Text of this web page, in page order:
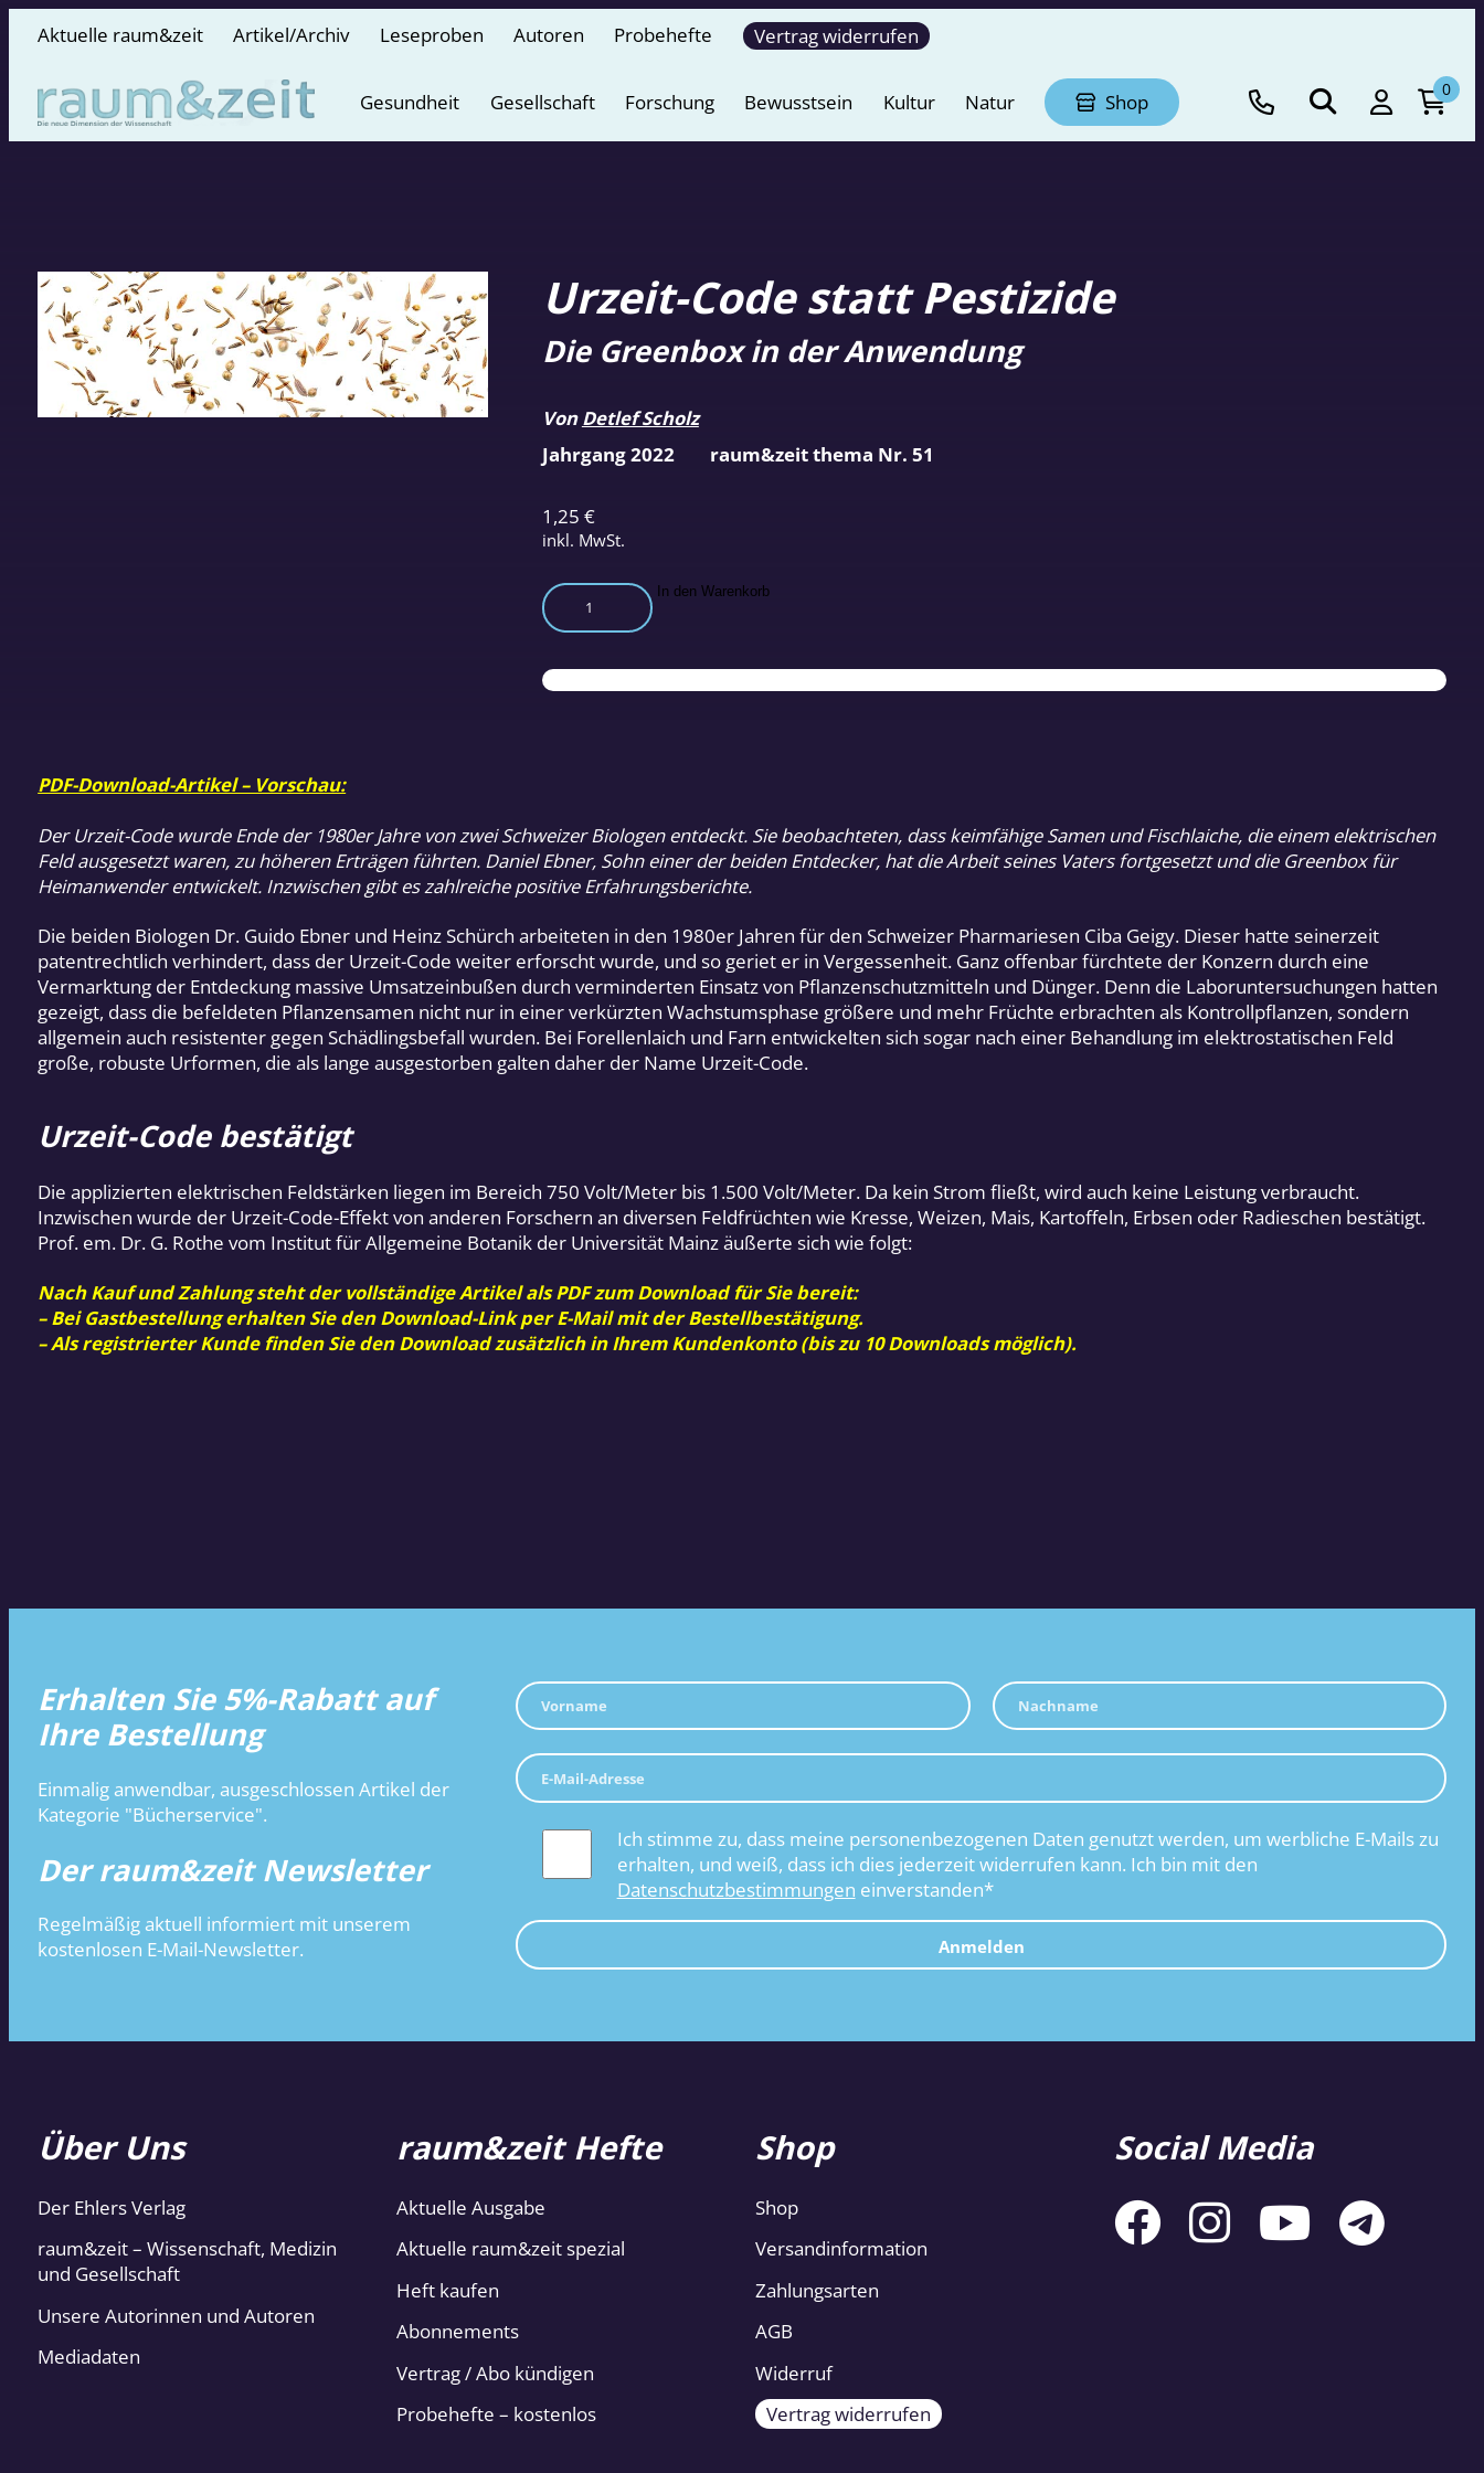
Aktuelle raum&zeit Artikel/Archiv Leseproben Autoren Probehefte Vertrag widerrufen
Gesundheit Gesellschaft Forschung Bewusstsein Kultur Natur Shop
0
Urzeit-Code statt Pestizide
1,25 €
inkl. MwSt.
Die Greenbox in der Anwendung
VonDetlef Scholz
Urzeit-
Code
Pestizide
Menge
In den Warenkorb
Jahrgang 2022 raum&zeit thema Nr. 51
PDF-Download-Artikel – Vorschau:
Der Urzeit-Code wurde Ende der 1980er Jahre von zwei Schweizer Biologen entdeckt. Sie beobachteten, dass keimfähige Samen und Fischlaiche, die einem elektrischen
Feld ausgesetzt waren, zu höheren Erträgen führten. Daniel Ebner, Sohn einer der beiden Entdecker, hat die Arbeit seines Vaters fortgesetzt und die Greenbox für
Heimanwender entwickelt. Inzwischen gibt es zahlreiche positive Erfahrungsberichte.
Die beiden Biologen Dr. Guido Ebner und Heinz Schürch arbeiteten in den 1980er Jahren für den Schweizer Pharmariesen Ciba Geigy. Dieser hatte seinerzeit
patentrechtlich verhindert, dass der Urzeit-Code weiter erforscht wurde, und so geriet er in Vergessenheit. Ganz offenbar fürchtete der Konzern durch eine
Vermarktung der Entdeckung massive Umsatzeinbußen durch verminderten Einsatz von Pflanzenschutzmitteln und Dünger. Denn die Laboruntersuchungen hatten
gezeigt, dass die befeldeten Pflanzensamen nicht nur in einer verkürzten Wachstumsphase größere und mehr Früchte erbrachten als Kontrollpflanzen, sondern
allgemein auch resistenter gegen Schädlingsbefall wurden. Bei Forellenlaich und Farn entwickelten sich sogar nach einer Behandlung im elektrostatischen Feld
große, robuste Urformen, die als lange ausgestorben galten daher der Name Urzeit-Code.
Urzeit-Code bestätigt
Die applizierten elektrischen Feldstärken liegen im Bereich 750 Volt/Meter bis 1.500 Volt/Meter. Da kein Strom fließt, wird auch keine Leistung verbraucht.
Inzwischen wurde der Urzeit-Code-Effekt von anderen Forschern an diversen Feldfrüchten wie Kresse, Weizen, Mais, Kartoffeln, Erbsen oder Radieschen bestätigt.
Prof. em. Dr. G. Rothe vom Institut für Allgemeine Botanik der Universität Mainz äußerte sich wie folgt:
Nach Kauf und Zahlung steht der vollständige Artikel als PDF zum Download für Sie bereit:
– Bei Gastbestellung erhalten Sie den Download-Link per E-Mail mit der Bestellbestätigung.
– Als registrierter Kunde finden Sie den Download zusätzlich in Ihrem Kundenkonto (bis zu 10 Downloads möglich).
Erhalten Sie 5%-Rabatt auf
Ihre Bestellung
Einmalig anwendbar, ausgeschlossen Artikel der
Kategorie "Bücherservice".
Der raum&zeit Newsletter
Regelmäßig aktuell informiert mit unserem
kostenlosen E-Mail-Newsletter.
Ich stimme zu, dass meine personenbezogenen Daten genutzt werden, um werbliche E-Mails zu
erhalten, und weiß, dass ich dies jederzeit widerrufen kann. Ich bin mit den
Datenschutzbestimmungen einverstanden*
Anmelden
Über Uns
Der Ehlers Verlag
raum&zeit – Wissenschaft, Medizin
und Gesellschaft
Unsere Autorinnen und Autoren
Mediadaten
raum&zeit Hefte
Aktuelle Ausgabe
Aktuelle raum&zeit spezial
Heft kaufen
Abonnements
Vertrag / Abo kündigen
Probehefte – kostenlos
Shop
Shop
Versandinformation
Zahlungsarten
AGB
Widerruf
Vertrag widerrufen
Social Media